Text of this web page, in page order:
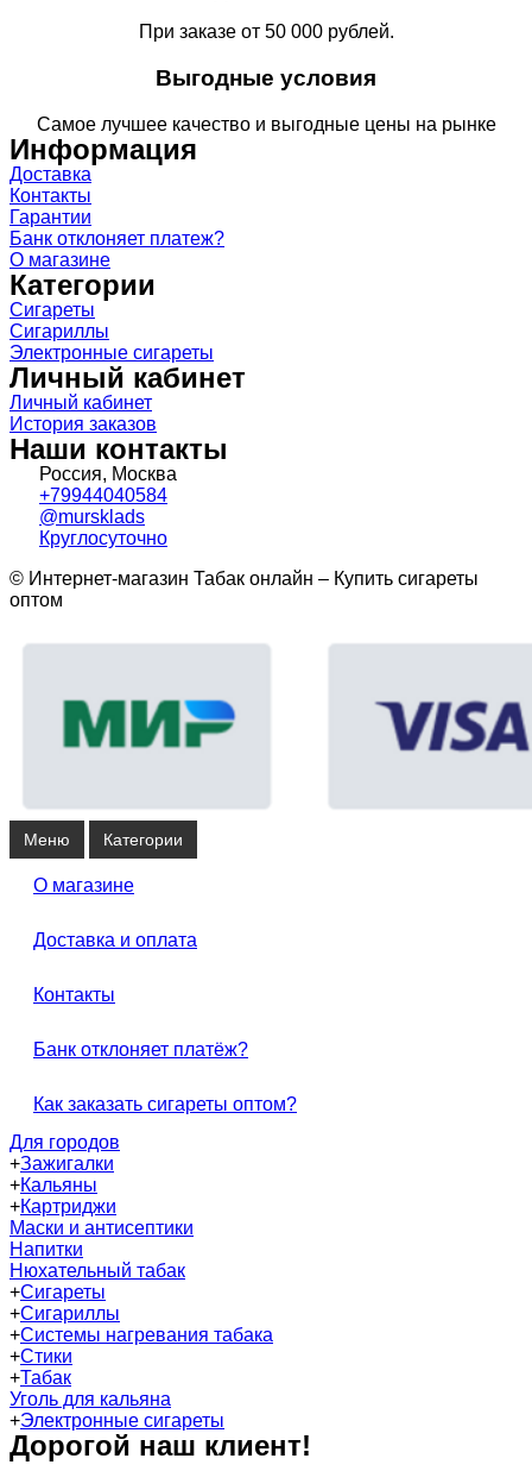
При заказе от 50 000 рублей.
Выгодные условия
Самое лучшее качество и выгодные цены на рынке
Информация
Доставка
Контакты
Гарантии
Банк отклоняет платеж?
О магазине
Категории
Сигареты
Сигариллы
Электронные сигареты
Личный кабинет
Личный кабинет
История заказов
Наши контакты
Россия, Москва
+79944040584
@mursklads
Круглосуточно
© Интернет-магазин Табак онлайн – Купить сигареты
оптом
Меню Категории
О магазине
Доставка и оплата
Контакты
Банк отклоняет платёж?
Как заказать сигареты оптом?
Для городов
+Зажигалки
+Кальяны
+Картриджи
Маски и антисептики
Напитки
Нюхательный табак
+Сигареты
+Сигариллы
+Системы нагревания табака
+Стики
+Табак
Уголь для кальяна
+Электронные сигареты
Дорогой наш клиент!